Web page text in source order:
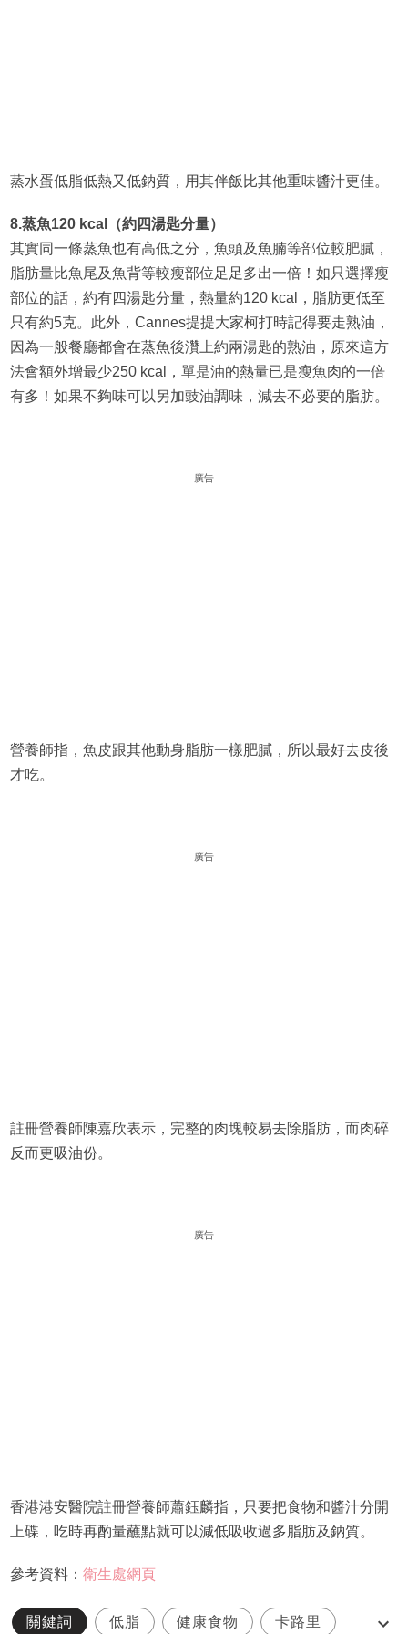
蒸水蛋低脂低熱又低鈉質，用其伴飯比其他重味醬汁更佳。
8.蒸魚120 kcal（約四湯匙分量）
其實同一條蒸魚也有高低之分，魚頭及魚腩等部位較肥膩，
脂肪量比魚尾及魚背等較瘦部位足足多出一倍！如只選擇瘦
部位的話，約有四湯匙分量，熱量約120 kcal，脂肪更低至
只有約5克。此外，Cannes提提大家柯打時記得要走熟油，
因為一般餐廳都會在蒸魚後灒上約兩湯匙的熟油，原來這方
法會額外增最少250 kcal，單是油的熱量已是瘦魚肉的一倍
有多！如果不夠味可以另加豉油調味，減去不必要的脂肪。
廣告
營養師指，魚皮跟其他動身脂肪一樣肥膩，所以最好去皮後
才吃。
廣告
註冊營養師陳嘉欣表示，完整的肉塊較易去除脂肪，而肉碎
反而更吸油份。
廣告
香港港安醫院註冊營養師蕭鈺麟指，只要把食物和醬汁分開
上碟，吃時再酌量蘸點就可以減低吸收過多脂肪及鈉質。
參考資料： 衛生處網頁
關鍵詞 低脂 健康食物 卡路里